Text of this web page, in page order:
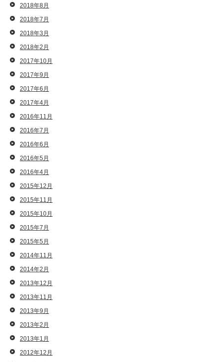
2018年8月
2018年7月
2018年3月
2018年2月
2017年10月
2017年9月
2017年6月
2017年4月
2016年11月
2016年7月
2016年6月
2016年5月
2016年4月
2015年12月
2015年11月
2015年10月
2015年7月
2015年5月
2014年11月
2014年2月
2013年12月
2013年11月
2013年9月
2013年2月
2013年1月
2012年12月